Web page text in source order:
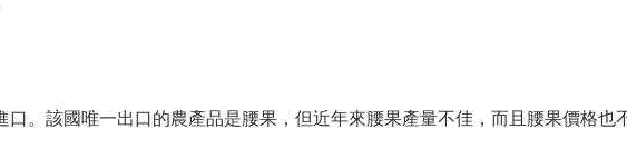
。該國唯一出口的農產品是腰果，但近年來腰果產量不佳，而且腰果價格也